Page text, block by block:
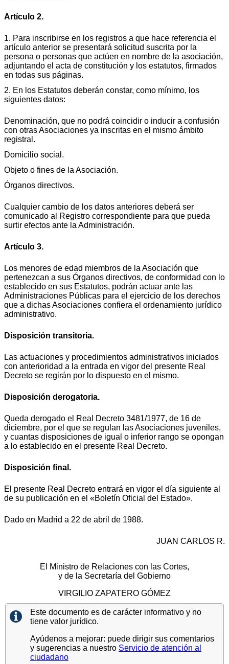
Artículo 2.
1. Para inscribirse en los registros a que hace referencia el
artículo anterior se presentará solicitud suscrita por la
persona o personas que actúen en nombre de la asociación,
adjuntando el acta de constitución y los estatutos, firmados
en todas sus páginas.
2. En los Estatutos deberán constar, como mínimo, los
siguientes datos:
Denominación, que no podrá coincidir o inducir a confusión
con otras Asociaciones ya inscritas en el mismo ámbito
registral.
Domicilio social.
Objeto o fines de la Asociación.
Órganos directivos.
Cualquier cambio de los datos anteriores deberá ser
comunicado al Registro correspondiente para que pueda
surtir efectos ante la Administración.
Artículo 3.
Los menores de edad miembros de la Asociación que
pertenezcan a sus Órganos directivos, de conformidad con lo
establecido en sus Estatutos, podrán actuar ante las
Administraciones Públicas para el ejercicio de los derechos
que a dichas Asociaciones confiera el ordenamiento jurídico
administrativo.
Disposición transitoria.
Las actuaciones y procedimientos administrativos iniciados
con anterioridad a la entrada en vigor del presente Real
Decreto se regirán por lo dispuesto en el mismo.
Disposición derogatoria.
Queda derogado el Real Decreto 3481/1977, de 16 de
diciembre, por el que se regulan las Asociaciones juveniles,
y cuantas disposiciones de igual o inferior rango se opongan
a lo establecido en el presente Real Decreto.
Disposición final.
El presente Real Decreto entrará en vigor el día siguiente al
de su publicación en el «Boletín Oficial del Estado».
Dado en Madrid a 22 de abril de 1988.
JUAN CARLOS R.
El Ministro de Relaciones con las Cortes,
y de la Secretaría del Gobierno
VIRGILIO ZAPATERO GÓMEZ
Este documento es de carácter informativo y no
tiene valor jurídico.
Ayúdenos a mejorar: puede dirigir sus comentarios
y sugerencias a nuestro Servicio de atención al
ciudadano